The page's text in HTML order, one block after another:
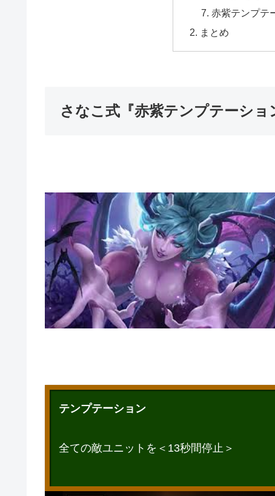
赤紫テンプテ
まとめ
さなこ式『赤紫テンプテーショ
テンプテーション
全ての敵ユニットを＜13秒間停止＞